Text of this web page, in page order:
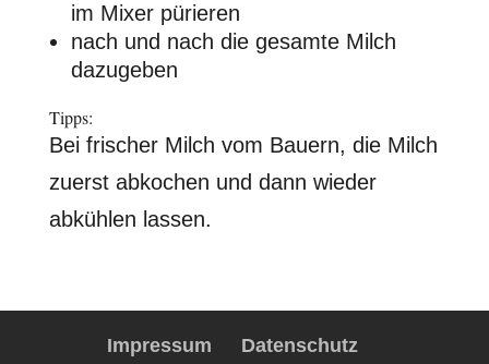
im Mixer pürieren
nach und nach die gesamte Milch
dazugeben
Tipps:
Bei frischer Milch vom Bauern, die Milch
zuerst abkochen und dann wieder
abkühlen lassen.
Impressum Datenschutz